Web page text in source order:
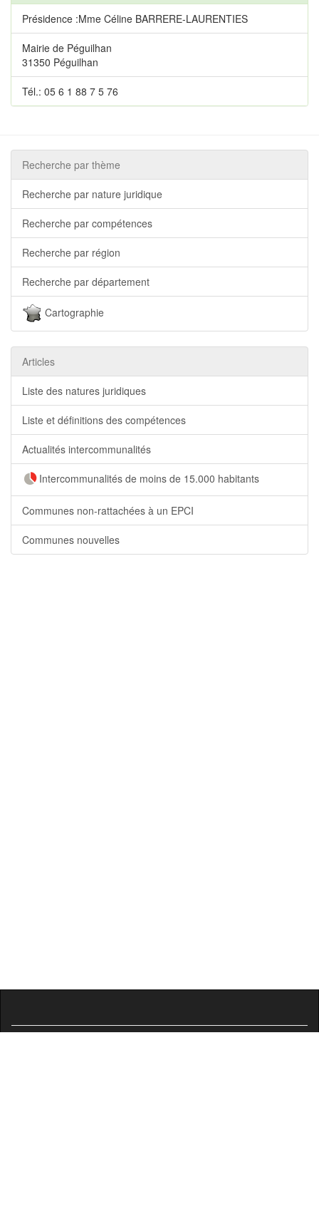
Présidence :Mme Céline BARRERE-LAURENTIES
Mairie de Péguilhan
31350 Péguilhan
Tél.: 05 6 1 88 7 5 76
Recherche par thème
Recherche par nature juridique
Recherche par compétences
Recherche par région
Recherche par département
Cartographie
Articles
Liste des natures juridiques
Liste et définitions des compétences
Actualités intercommunalités
Intercommunalités de moins de 15.000 habitants
Communes non-rattachées à un EPCI
Communes nouvelles